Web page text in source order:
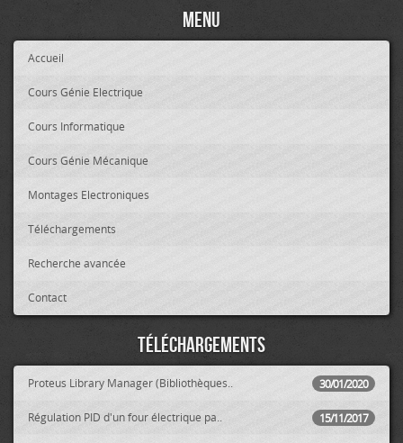
Menu
Accueil
Cours Génie Electrique
Cours Informatique
Cours Génie Mécanique
Montages Electroniques
Téléchargements
Recherche avancée
Contact
Téléchargements
30/01/2020
Proteus Library Manager (Bibliothèques..
15/11/2017
Régulation PID d'un four électrique pa..